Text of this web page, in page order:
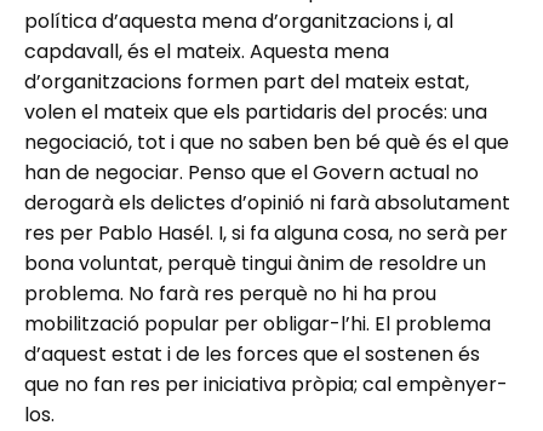
política d’aquesta mena d’organitzacions i, al
capdavall, és el mateix. Aquesta mena
d’organitzacions formen part del mateix estat,
volen el mateix que els partidaris del procés: una
negociació, tot i que no saben ben bé què és el que
han de negociar. Penso que el Govern actual no
derogarà els delictes d’opinió ni farà absolutament
res per Pablo Hasél. I, si fa alguna cosa, no serà per
bona voluntat, perquè tingui ànim de resoldre un
problema. No farà res perquè no hi ha prou
mobilització popular per obligar-l’hi. El problema
d’aquest estat i de les forces que el sostenen és
que no fan res per iniciativa pròpia; cal empènyer-
los.